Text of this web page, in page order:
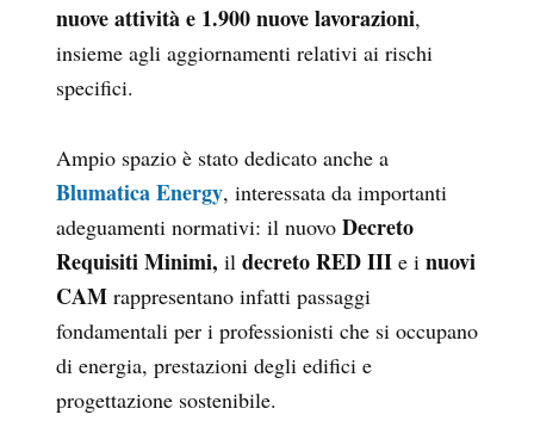
nuove attività e 1.900 nuove lavorazioni,
insieme agli aggiornamenti relativi ai rischi
specifici.
Ampio spazio è stato dedicato anche a
Blumatica Energy, interessata da importanti
adeguamenti normativi: il nuovo Decreto
Requisiti Minimi, il decreto RED III e i nuovi
CAM rappresentano infatti passaggi
fondamentali per i professionisti che si occupano
di energia, prestazioni degli edifici e
progettazione sostenibile.